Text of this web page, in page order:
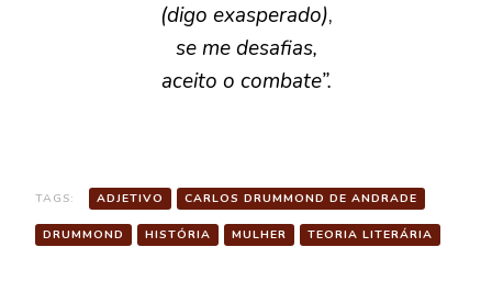
(digo exasperado),
se me desafias,
aceito o combate”.
TAGS: ADJETIVO CARLOS DRUMMOND DE ANDRADE
DRUMMOND HISTÓRIA MULHER TEORIA LITERÁRIA